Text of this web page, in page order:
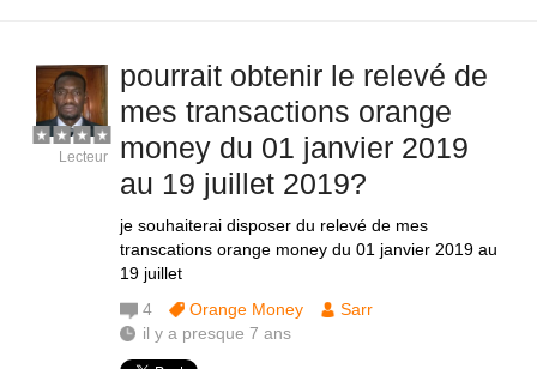
pourrait obtenir le relevé de
mes transactions orange
money du 01 janvier 2019
au 19 juillet 2019?
je souhaiterai disposer du relevé de mes
transcations orange money du 01 janvier 2019 au
19 juillet
Lecteur
4 Orange Money
Sarr
il y a presque 7 ans